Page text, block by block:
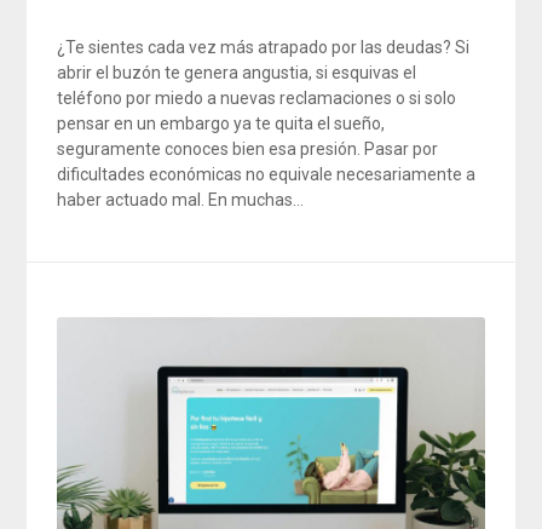
¿Te sientes cada vez más atrapado por las deudas? Si
abrir el buzón te genera angustia, si esquivas el
teléfono por miedo a nuevas reclamaciones o si solo
pensar en un embargo ya te quita el sueño,
seguramente conoces bien esa presión. Pasar por
dificultades económicas no equivale necesariamente a
haber actuado mal. En muchas…